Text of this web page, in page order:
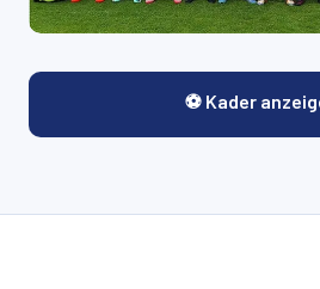
⚽ Kader